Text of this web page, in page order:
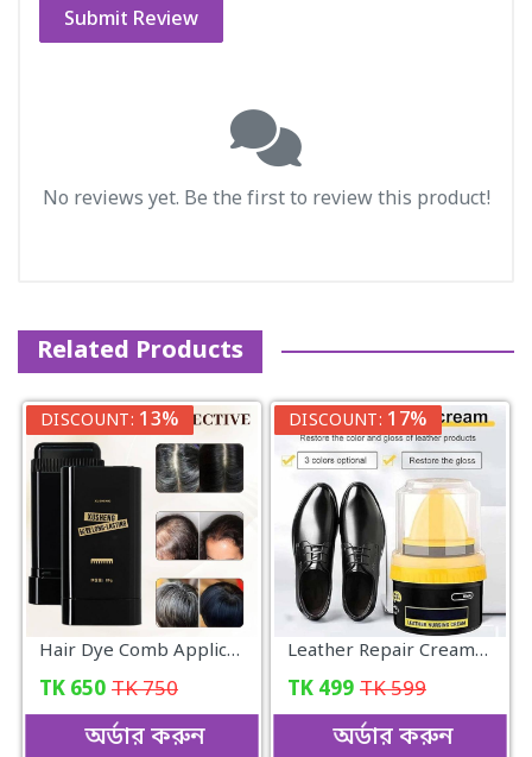
Submit Review
No reviews yet. Be the first to review this product!
Related Products
DISCOUNT: 13%
Hair Dye Comb Applicator Portable Hair Colouring, Safe And Convenien
TK 650 TK750
অর্ডার করুন
DISCOUNT: 17%
Leather Repair Cream-Shoe Polish | 50ml
TK 499 TK599
অর্ডার করুন